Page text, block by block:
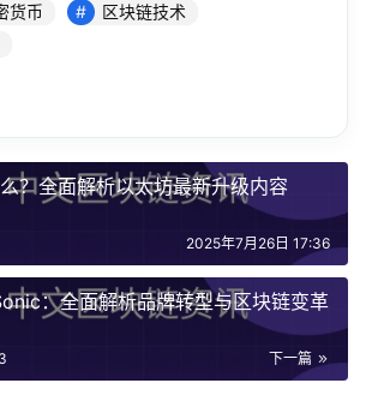
货币
区块链技术
？全面解析以太坊最新升级内容
2025年7月26日 17:36
：全面解析品牌转型与区块链变革
下一篇